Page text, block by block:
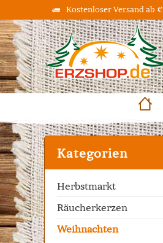
Kostenloser Versand ab
Kategorien
Herbstmarkt
Räucherkerzen
Weihnachten